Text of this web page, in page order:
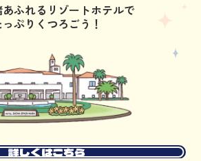
ふれるリゾートホテルで
っぷりくつろごう！
詳しくはこちら